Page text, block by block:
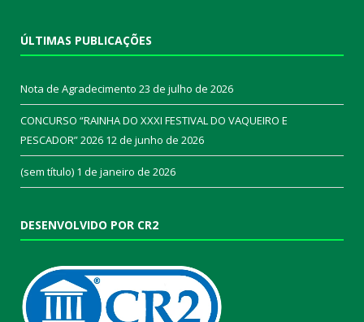
ÚLTIMAS PUBLICAÇÕES
Nota de Agradecimento 23 de julho de 2026
CONCURSO “RAINHA DO XXXI FESTIVAL DO VAQUEIRO E
PESCADOR” 2026 12 de junho de 2026
(sem título) 1 de janeiro de 2026
DESENVOLVIDO POR CR2